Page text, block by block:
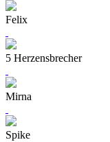
Felix
5 Herzensbrecher
Mirna
Spike